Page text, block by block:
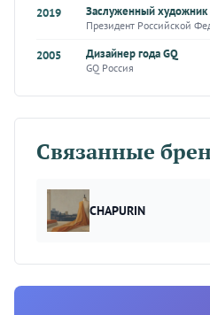
2019 Заслуженный
Президент Российской
2005 Дизайнер года GQ
GQ Россия
Связанные
CHAPURIN